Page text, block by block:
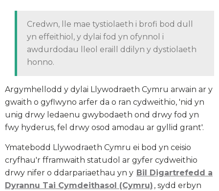
Credwn, lle mae tystiolaeth i brofi bod dull
yn effeithiol, y dylai fod yn ofynnol i
awdurdodau lleol eraill ddilyn y dystiolaeth
honno.
Argymhellodd y dylai Llywodraeth Cymru arwain ar y
gwaith o gyflwyno arfer da o ran cydweithio, 'nid yn
unig drwy ledaenu gwybodaeth ond drwy fod yn
fwy hyderus, fel drwy osod amodau ar gyllid grant'.
Ymatebodd Llywodraeth Cymru ei bod yn ceisio
cryfhau'r fframwaith statudol ar gyfer cydweithio
drwy nifer o ddarpariaethau yn y Bil Digartrefedd a
Dyrannu Tai Cymdeithasol (Cymru) , sydd erbyn